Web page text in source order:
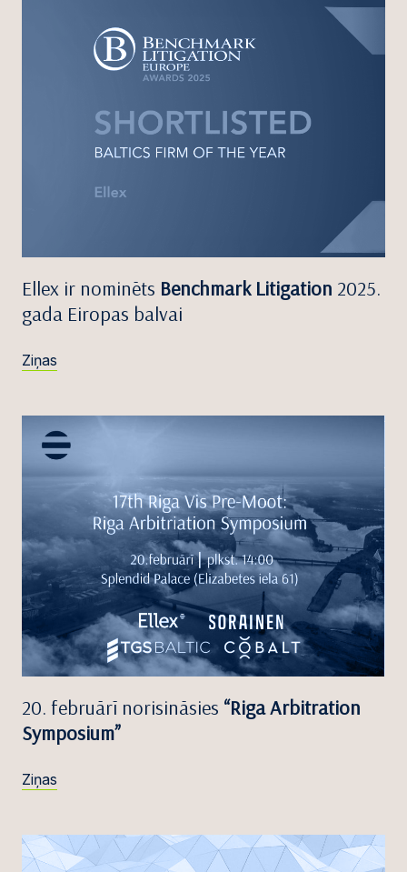
Ellex ir nominēts Benchmark Litigation 2025.
gada Eiropas balvai
Ziņas
20. februārī norisināsies “Riga Arbitration
Symposium”
Ziņas